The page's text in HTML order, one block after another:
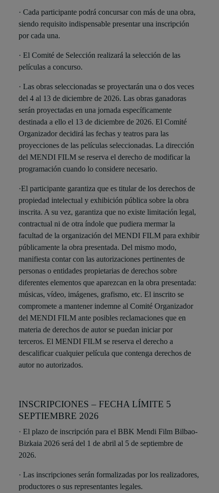
· Cada participante podrá concursar con más de una obra,
siendo requisito indispensable presentar una inscripción
por cada una.
· El Comité de Selección realizará la selección de las
películas a concurso.
· Las obras seleccionadas se proyectarán una o dos veces
del 4 al 13 de diciembre de 2026. Las obras ganadoras
serán proyectadas en una jornada específicamente
destinada a ello el 13 de diciembre de 2026. El Comité
Organizador decidirá las fechas y teatros para las
proyecciones de las películas seleccionadas. La dirección
del MENDI FILM se reserva el derecho de modificar la
programación cuando lo considere necesario.
·El participante garantiza que es titular de los derechos de
propiedad intelectual y exhibición pública sobre la obra
inscrita. A su vez, garantiza que no existe limitación legal,
contractual ni de otra índole que pudiera mermar la
facultad de la organización del MENDI FILM para exhibir
públicamente la obra presentada. Del mismo modo,
manifiesta contar con las autorizaciones pertinentes de
personas o entidades propietarias de derechos sobre
diferentes elementos que aparezcan en la obra presentada:
músicas, vídeo, imágenes, grafismo, etc. El inscrito se
compromete a mantener indemne al Comité Organizador
del MENDI FILM ante posibles reclamaciones que en
materia de derechos de autor se puedan iniciar por
terceros. El MENDI FILM se reserva el derecho a
descalificar cualquier película que contenga derechos de
autor no autorizados.
INSCRIPCIONES – FECHA LÍMITE 5
SEPTIEMBRE 2026
· El plazo de inscripción para el BBK Mendi Film Bilbao-
Bizkaia 2026 será del 1 de abril al 5 de septiembre de
2026.
· Las inscripciones serán formalizadas por los realizadores,
productores o sus representantes legales.